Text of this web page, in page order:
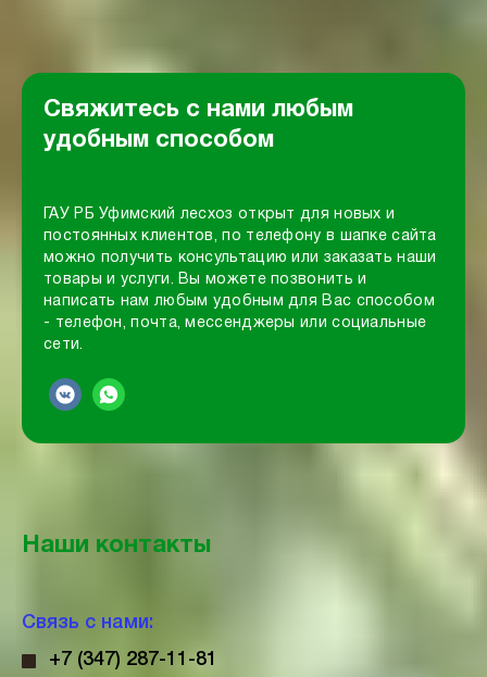
Свяжитесь с нами любым
удобным способом
ГАУ РБ Уфимский лесхоз открыт для новых и
постоянных клиентов, по телефону в шапке сайта
можно получить консультацию или заказать наши
товары и услуги. Вы можете позвонить и
написать нам любым удобным для Вас способом
- телефон, почта, мессенджеры или социальные
сети.
Наши контакты
Связь с нами:
+7 (347) 287-11-81